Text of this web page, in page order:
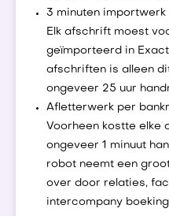
3 minuten
Elk afschrift moest
geïmporteerd in
afschriften is alleen
ongeveer 25 uur
Afletterwerk per
Voorheen kostte elke
ongeveer 1 minuut
robot neemt een
over door relaties,
intercompany